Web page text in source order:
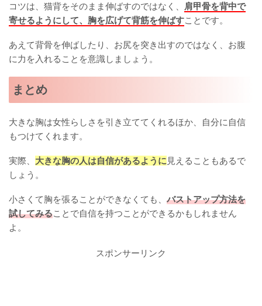
コツは、猫背をそのまま伸ばすのではなく、
肩甲骨を背中で
寄せるようにして、胸を広げて背筋を伸ばすことです。
あえて背骨を伸ばしたり、お尻を突き出すのではなく、お腹
に力を入れることを意識しましょう。
まとめ
大きな胸は女性らしさを引き立ててくれるほか、自分に自信
もつけてくれます。
実際、 大きな胸の人は自信があるように見えることもあるで
しょう。
小さくて胸を張ることができなくても、 バストアップ方法を
試してみることで自信を持つことができるかもしれません
よ。
スポンサーリンク